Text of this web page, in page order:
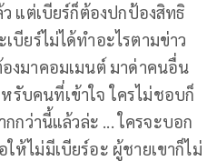
ว แต่เบียร์ก็ต้องปกป้องสิทธิ
บียร์ไม่ได้ทำอะไรตามข่าว
งมาคอมเมนต์ มาด่าคนอื่น
รับคนที่เข้าใจ ใครไม่ชอบก็
กว่านี้แล้วล่ะ ... ใครจะบอก
ห้ไม่มีเบียร์อะ ผู้ชายเขาก็ไม่